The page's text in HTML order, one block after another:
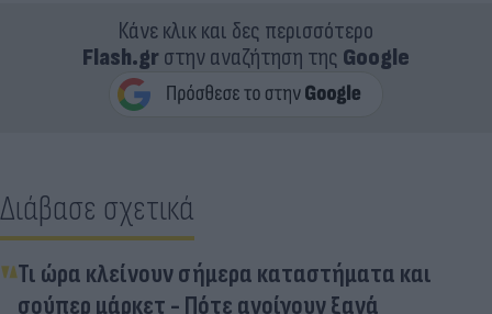
Κάνε κλικ και δες περισσότερο
Flash.grστην αναζήτηση της Google
Διάβασε σχετικά
Τι ώρα κλείνουν σήμερα καταστήματα και
σούπερ μάρκετ - Πότε ανοίγουν ξανά